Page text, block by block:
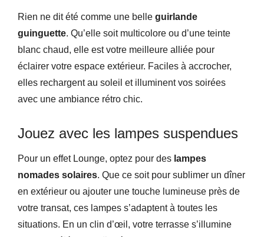
Rien ne dit été comme une belle guirlande
guinguette. Qu’elle soit multicolore ou d’une teinte
blanc chaud, elle est votre meilleure alliée pour
éclairer votre espace extérieur. Faciles à accrocher,
elles rechargent au soleil et illuminent vos soirées
avec une ambiance rétro chic.
Jouez avec les lampes suspendues
Pour un effet Lounge, optez pour des lampes
nomades solaires. Que ce soit pour sublimer un dîner
en extérieur ou ajouter une touche lumineuse près de
votre transat, ces lampes s’adaptent à toutes les
situations. En un clin d’œil, votre terrasse s’illumine